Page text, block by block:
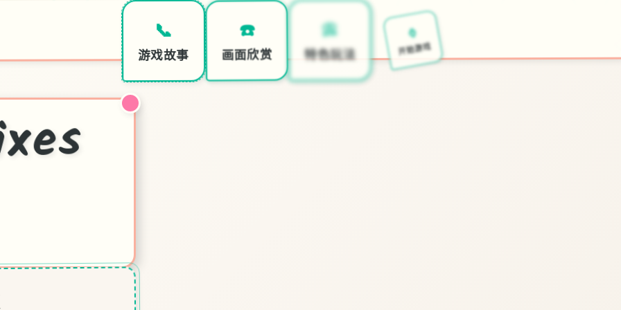
📞
游戏故事
☎️
画面欣赏
📀
特色玩法
⌚
开始游戏